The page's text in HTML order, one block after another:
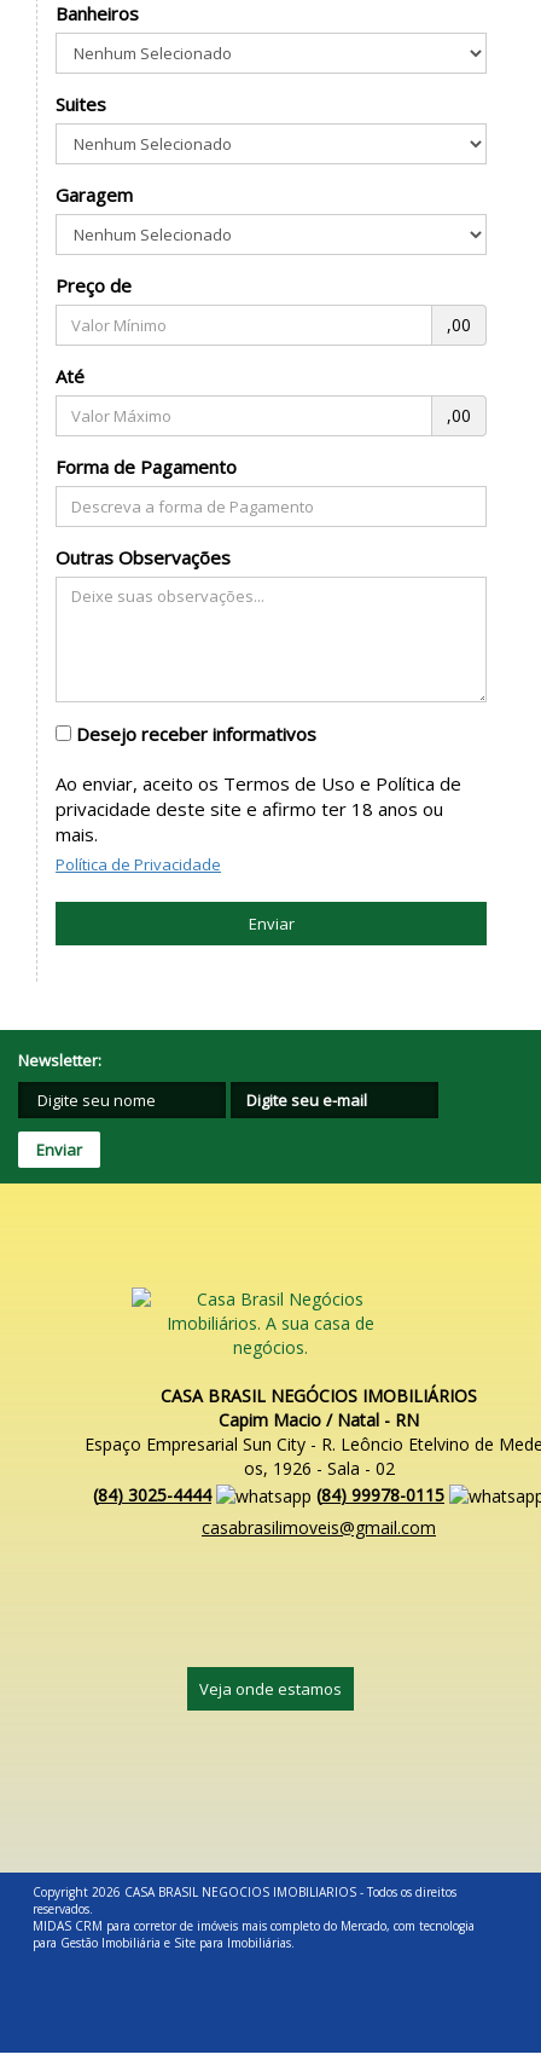
Banheiros
Suites
Garagem
Preço de
,00
Até
,00
Forma de Pagamento
Outras Observações
Desejo receber informativos
Ao enviar, aceito os Termos de Uso e Política de
privacidade deste site e afirmo ter 18 anos ou
mais.
Política de Privacidade
Enviar
Newsletter:
CASA BRASIL NEGÓCIOS IMOBILIÁRIOS
Capim Macio / Natal - RN
Espaço Empresarial Sun City - R. Leôncio Etelvino de
os, 1926 - Sala - 02
(84) 3025-4444 (84) 99978-0115
casabrasilimoveis@gmail.com
Veja onde estamos
Copyright 2026 CASA BRASIL NEGOCIOS IMOBILIARIOS - Todos os direitos
reservados.
MIDAS CRM para corretor de imóveis mais completo do Mercado, com tecnologia
para Gestão Imobiliária e Site para Imobiliárias.